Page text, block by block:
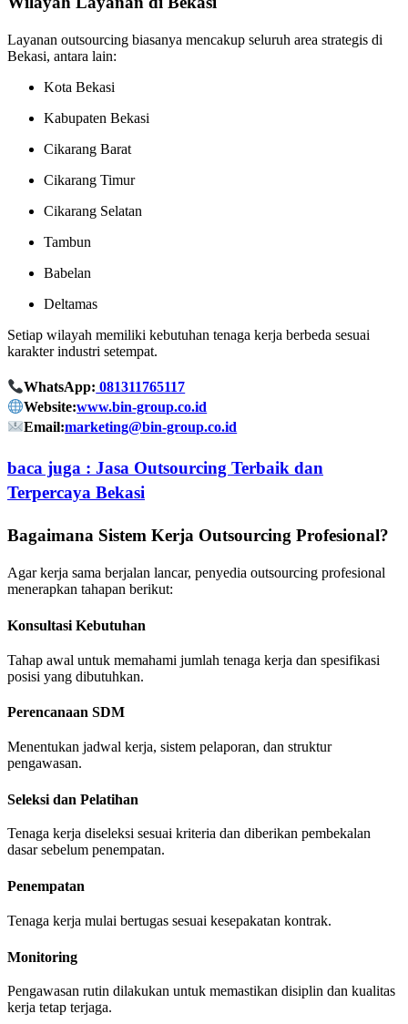
Layanan outsourcing biasanya mencakup seluruh area strategis di
Bekasi, antara lain:
Kota Bekasi
Kabupaten Bekasi
Cikarang Barat
Cikarang Timur
Cikarang Selatan
Tambun
Babelan
Deltamas
Setiap wilayah memiliki kebutuhan tenaga kerja berbeda sesuai
karakter industri setempat.
WhatsApp: 081311765117
Website:www.bin-group.co.id
Email:marketing@bin-group.co.id
baca juga : Jasa Outsourcing Terbaik dan
Terpercaya Bekasi
Bagaimana Sistem Kerja Outsourcing Profesional?
Agar kerja sama berjalan lancar, penyedia outsourcing profesional
menerapkan tahapan berikut:
Konsultasi Kebutuhan
Tahap awal untuk memahami jumlah tenaga kerja dan spesifikasi
posisi yang dibutuhkan.
Perencanaan SDM
Menentukan jadwal kerja, sistem pelaporan, dan struktur
pengawasan.
Seleksi dan Pelatihan
Tenaga kerja diseleksi sesuai kriteria dan diberikan pembekalan
dasar sebelum penempatan.
Penempatan
Tenaga kerja mulai bertugas sesuai kesepakatan kontrak.
Monitoring
Pengawasan rutin dilakukan untuk memastikan disiplin dan kualitas
kerja tetap terjaga.